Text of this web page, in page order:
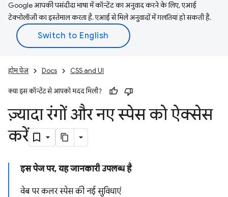
Google आपकी पसंदीदा भाषा में कॉन्टेंट का अनुवाद करने के लिए, एआई
टेक्नोलॉजी का इस्तेमाल करता है. एआई से मिले अनुवादों में गलतियां हो सकती हैं.
होम पेज Docs CSS and UI
क्या इस कॉन्टेंट से आपको मदद मिली?
ज़्यादा रंगों और नए स्पेस को ऐक्सेस
करें
इस पेज पर, यह जानकारी उपलब्ध है
वेब पर कलर स्पेस की नई सुविधाएं